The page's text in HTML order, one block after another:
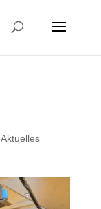
Aktuelles